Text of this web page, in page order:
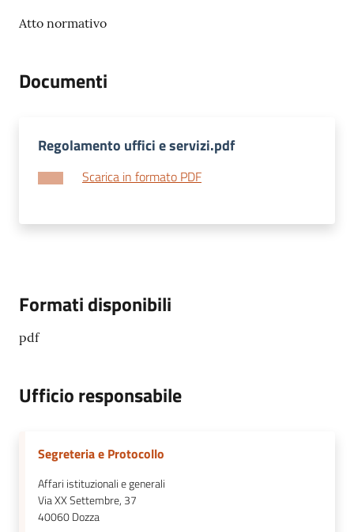
Atto normativo
Documenti
Regolamento uffici e servizi.pdf
Scarica in formato PDF
Formati disponibili
pdf
Ufficio responsabile
Segreteria e Protocollo
Affari istituzionali e generali
Via XX Settembre, 37
40060Dozza